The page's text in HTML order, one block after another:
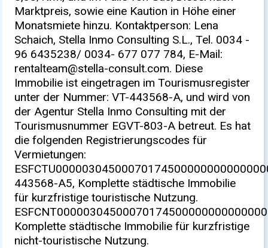
Marktpreis, sowie eine Kaution in Höhe einer
Monatsmiete hinzu. Kontaktperson: Lena
Schaich, Stella Inmo Consulting S.L., Tel. 0034 -
96 6435238/ 0034- 677 077 784, E-Mail:
rentalteam@stella-consult.com. Diese
Immobilie ist eingetragen im Tourismusregister
unter der Nummer: VT-443568-A, und wird von
der Agentur Stella Inmo Consulting mit der
Tourismusnummer EGVT-803-A betreut. Es hat
die folgenden Registrierungscodes für
Vermietungen:
443568-A5, Komplette städtische Immobilie
für kurzfristige touristische Nutzung.
Komplette städtische Immobilie für kurzfristige
nicht-touristische Nutzung.